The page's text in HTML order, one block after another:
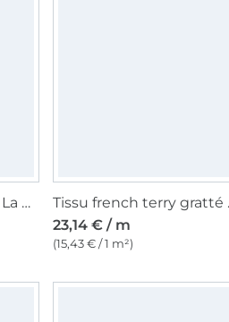
Tissu jersey de coton La Pat' Patrouille Pawfect, bleu
Tissu
23,14 € / m
(15,43 € / 1 m²)